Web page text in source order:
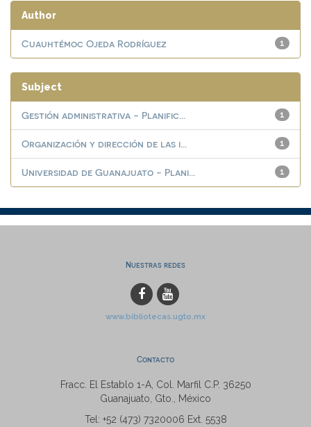
Author
1
Cuauhtémoc Ojeda Rodríguez
Subject
1
Gestión administrativa - Planific...
1
Organización y dirección de las i...
1
Universidad de Guanajuato - Plani...
Nuestras redes
www.bibliotecas.ugto.mx
Contacto
Fracc. El Establo 1-A, Col. Marfil C.P. 36250
Guanajuato, Gto., México
Tel: +52 (473) 7320006 Ext. 5538